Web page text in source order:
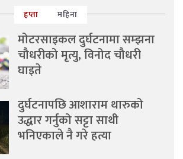
हप्ता महिना
मोटरसाइकल दुर्घटनामा सम्झना
चौधरीको मृत्यु, विनोद चौधरी
घाइते
दुर्घटनापछि आशाराम थारुको
उद्धार गर्नुको सट्टा साथी
भनिएकाले नै गरे हत्या